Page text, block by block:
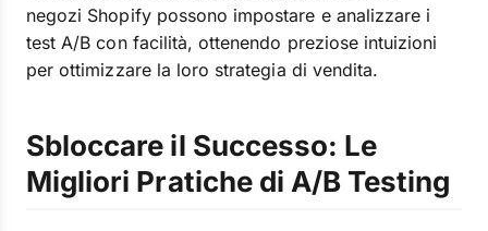
negozi Shopify possono impostare e analizzare i
test A/B con facilità, ottenendo preziose intuizioni
per ottimizzare la loro strategia di vendita.
Sbloccare il Successo: Le
Migliori Pratiche di A/B Testing